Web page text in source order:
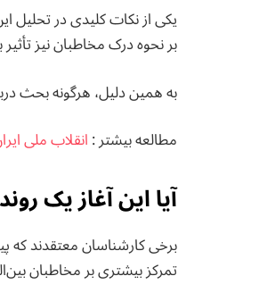
یکی از نکات کلیدی در تحلیل
بر نحوه درک مخاطبان نیز تأثیر
به همین دلیل، هرگونه بحث
مطالعه بيشتر :انقلاب ملی
آیا این آغاز یک
برخی کارشناسان معتقدند که
تمرکز بیشتری بر مخاطبان